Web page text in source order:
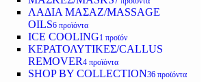
ΛΑΔΙΑ ΜΑΣΑΖ/MASSAGE
OILS6 προϊόντα
ICE COOLING1 προϊόν
ΚΕΡΑΤΟΛΥΤΙΚΕΣ/CALLUS
REMOVER4 προϊόντα
SHOP BY COLLECTION36 προϊόντα